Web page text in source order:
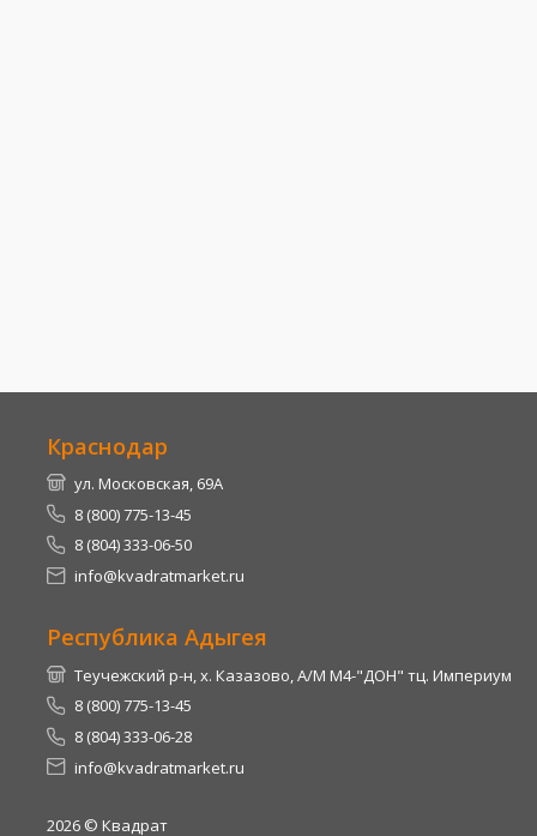
Краснодар
ул. Московская, 69А
8 (800) 775-13-45
8 (804) 333-06-50
info@kvadratmarket.ru
Республика Адыгея
Теучежский р-н, х. Казазово, А/М М4-"ДОН" тц. Империум
8 (800) 775-13-45
8 (804) 333-06-28
info@kvadratmarket.ru
2026 © Квадрат